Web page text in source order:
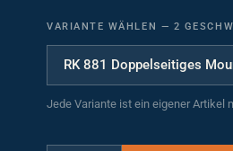
VARIANTE WÄHLEN
Jede Variante ist ein eigener